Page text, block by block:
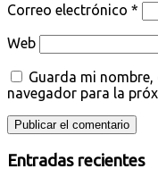
Correo electrónico *
Web
Guarda mi
navegador para la
Entradas recientes